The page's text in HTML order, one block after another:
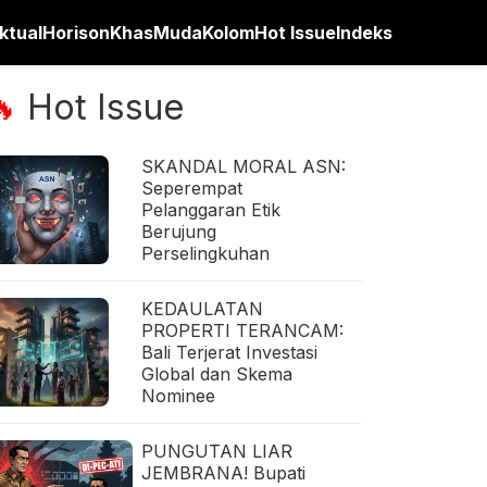
HorisonKhasMudaKolomHot IssueIndeks
Hot Issue
SKANDAL MORAL ASN:
Seperempat
Pelanggaran Etik
Berujung
Perselingkuhan
KEDAULATAN
PROPERTI TERANCAM:
Bali Terjerat Investasi
Global dan Skema
Nominee
PUNGUTAN LIAR
JEMBRANA! Bupati